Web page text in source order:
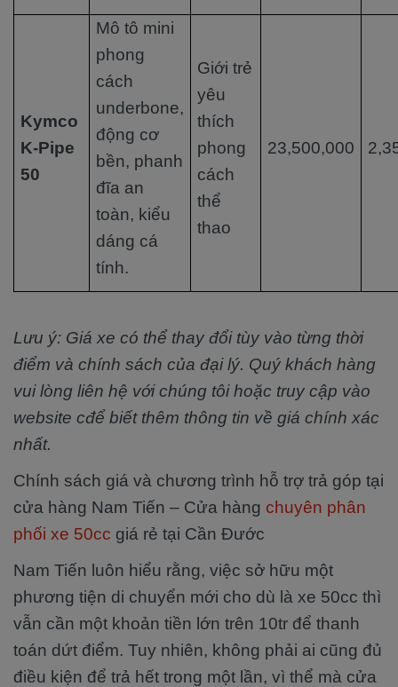
Kymco
K-Pipe
50
Mô tô mini
phong
cách
underbone,
động cơ
bền, phanh
đĩa an
toàn, kiểu
dáng cá
tính.
Giới trẻ
yêu
thích
phong
cách
thể
thao
23,500,000
Lưu ý: Giá xe có thể thay đổi tùy vào từng thời
điểm và chính sách của đại lý. Quý khách hàng
vui lòng liên hệ với chúng tôi hoặc truy cập vào
website cđể biết thêm thông tin về giá chính xác
nhất.
Chính sách giá và chương trình hỗ trợ trả góp tại
cửa hàng Nam Tiến – Cửa hàng chuyên phân
phối xe 50cc giá rẻ tại Cần Đước
Nam Tiến luôn hiểu rằng, việc sở hữu một
phương tiện di chuyển mới cho dù là xe 50cc thì
vẫn cần một khoản tiền lớn trên 10tr để thanh
toán dứt điểm. Tuy nhiên, không phải ai cũng đủ
điều kiện để trả hết trong một lần, vì thể mà cửa